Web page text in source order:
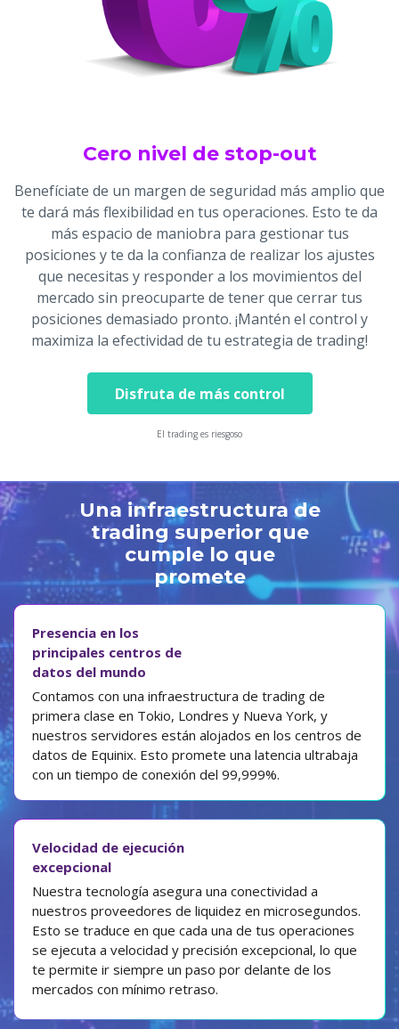
Cero nivel de stop-out
Benefíciate de un margen de seguridad más amplio que
te dará más flexibilidad en tus operaciones. Esto te da
más espacio de maniobra para gestionar tus
posiciones y te da la confianza de realizar los ajustes
que necesitas y responder a los movimientos del
mercado sin preocuparte de tener que cerrar tus
posiciones demasiado pronto. ¡Mantén el control y
maximiza la efectividad de tu estrategia de trading!
Disfruta de más control
El trading es riesgoso
Una infraestructura de
trading superior que
cumple lo que
promete
Presencia en los
principales centros de
datos del mundo
Contamos con una infraestructura de trading de
primera clase en Tokio, Londres y Nueva York, y
nuestros servidores están alojados en los centros de
datos de Equinix. Esto promete una latencia ultrabaja
con un tiempo de conexión del 99,999%.
Velocidad de ejecución
excepcional
Nuestra tecnología asegura una conectividad a
nuestros proveedores de liquidez en microsegundos.
Esto se traduce en que cada una de tus operaciones
se ejecuta a velocidad y precisión excepcional, lo que
te permite ir siempre un paso por delante de los
mercados con mínimo retraso.